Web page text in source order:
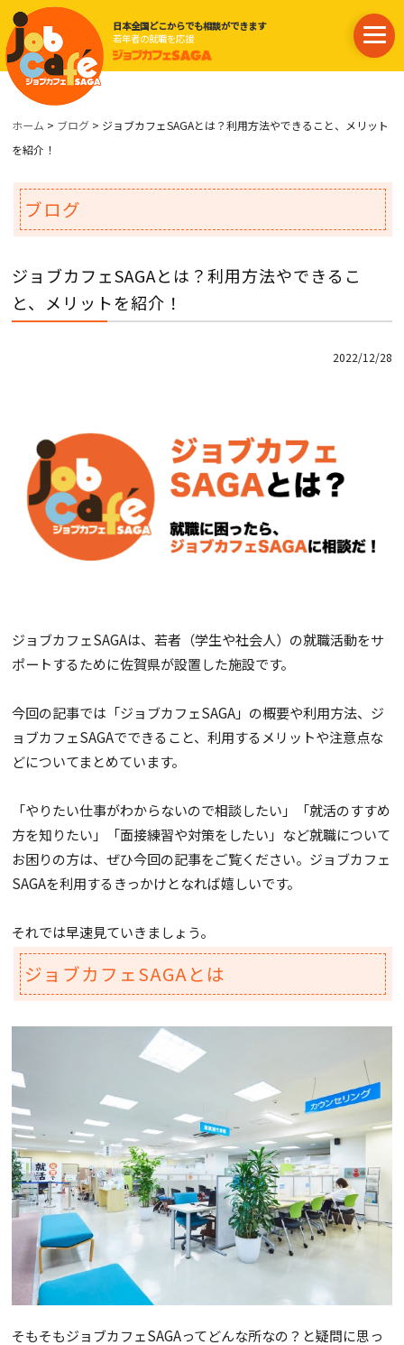
日本全国どこからでも相談ができます
若年者の就職を応援
ホーム > ブログ > ジョブカフェSAGAとは？利用方法やできること、メリット
を紹介！
ブログ
ジョブカフェSAGAとは？利用方法やできるこ
と、メリットを紹介！
2022/12/28
ジョブカフェSAGAは、若者（学生や社会人）の就職活動をサ
ポートするために佐賀県が設置した施設です。
今回の記事では「ジョブカフェSAGA」の概要や利用方法、ジ
ョブカフェSAGAでできること、利用するメリットや注意点な
どについてまとめています。
「やりたい仕事がわからないので相談したい」「就活のすすめ
方を知りたい」「面接練習や対策をしたい」など就職について
お困りの方は、ぜひ今回の記事をご覧ください。ジョブカフェ
SAGAを利用するきっかけとなれば嬉しいです。
それでは早速見ていきましょう。
ジョブカフェSAGAとは
そもそもジョブカフェSAGAってどんな所なの？と疑問に思っ